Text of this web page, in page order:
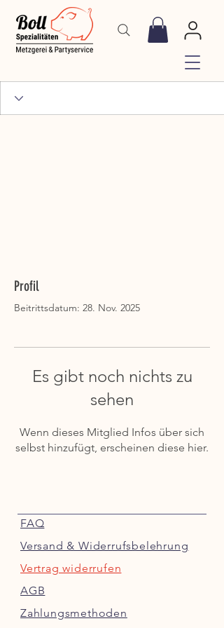
Profil
Beitrittsdatum: 28. Nov. 2025
Es gibt noch nichts zu
sehen
Wenn dieses Mitglied Infos über sich
selbst hinzufügt, erscheinen diese hier.
FAQ
Versand & Widerrufsbelehrung
Vertrag widerrufen
AGB
Zahlungsmethoden